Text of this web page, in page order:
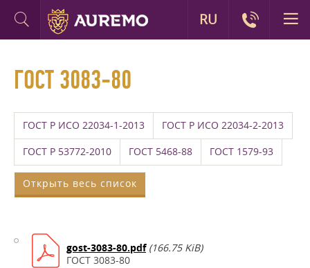
ГОСТ 3083-80
ГОСТ Р ИСО 22034-1-2013 ГОСТ Р ИСО 22034-2-2013
ГОСТ Р 53772-2010 ГОСТ 5468-88 ГОСТ 1579-93
Открыть весь список
gost-3083-80.pdf (166.75 KiB)
ГОСТ 3083-80
RU